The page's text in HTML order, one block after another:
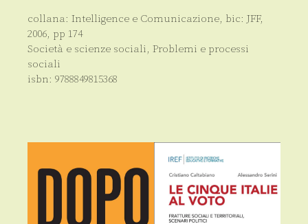
collana: Intelligence e Comunicazione, bic: JFF,
2006, pp 174
Società e scienze sociali, Problemi e processi
sociali
isbn: 9788849815368